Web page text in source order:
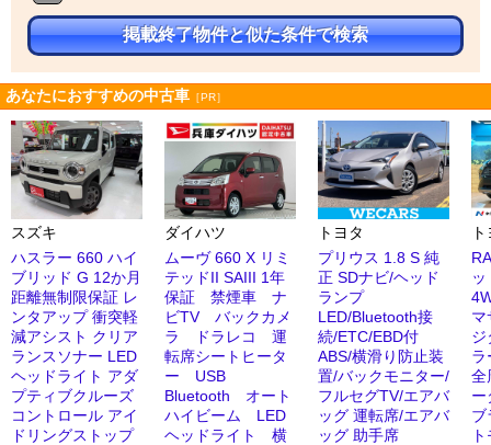
掲載終了物件と似た条件で検索
あなたにおすすめの中古車 ［PR］
スズキ
ハスラー 660 ハイ
ブリッド G 12か月
距離無制限保証 レ
ンタアップ 衝突軽
減アシスト クリア
ランスソナー LED
ヘッドライト アダ
プティブクルーズ
コントロール アイ
ドリングストップ
ダイハツ
ムーヴ 660 X リミ
テッドII SAIII 1年
保証 禁煙車 ナ
ビTV バックカメ
ラ ドラレコ 運
転席シートヒータ
ー USB
Bluetooth オート
ハイビーム LED
ヘッドライト 横
トヨタ
プリウス 1.8 S 純
正 SDナビ/ヘッド
ランプ
LED/Bluetooth接
続/ETC/EBD付
ABS/横滑り防止装
置/バックモニター/
フルセグTV/エアバ
ッグ 運転席/エアバ
ッグ 助手席
ジ
全
ブ